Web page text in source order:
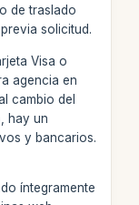
de traslado
solicitud.
Visa o
agencia en
cambio del
hay un
y bancarios.
íntegramente